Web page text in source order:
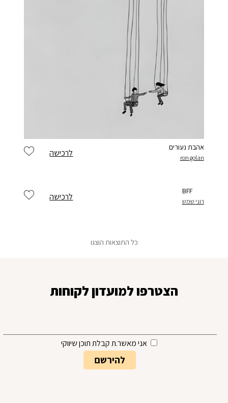
לרכישה
אהבת נעורים
ron golan
לרכישה
BFF
רוני שמש
כל התוצאות הוצגו
הצטרפו למועדון לקוחות
אני מאשר.ת קבלת תוכן שיווקי